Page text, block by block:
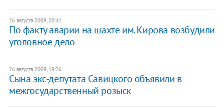
26 августа 2009, 20:41
По факту аварии на шахте им. Кирова возбудили
уголовное дело
26 августа 2009, 19:26
Сына экс-депутата Савицкого объявили в
межгосударственный розыск